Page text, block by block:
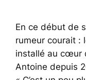
En ce début de
rumeur courait :
installé au cœur
Antoine depuis